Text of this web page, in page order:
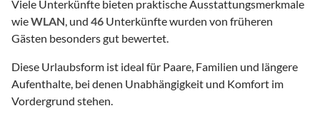
Viele Unterkünfte bieten praktische Ausstattungsmerkmale
wieWLAN, und 46 Unterkünfte wurden von früheren
Gästen besonders gut bewertet.
Diese Urlaubsform ist ideal für Paare, Familien und längere
Aufenthalte, bei denen Unabhängigkeit und Komfort im
Vordergrund stehen.